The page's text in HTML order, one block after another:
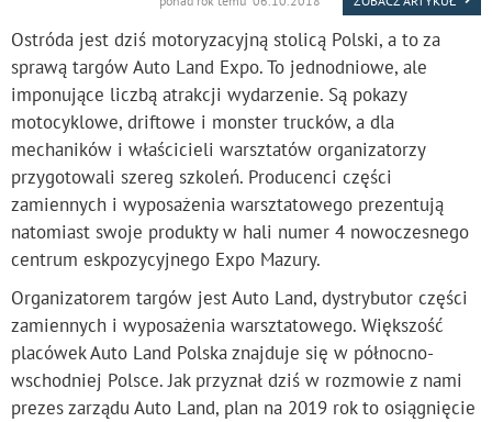
Ostróda jest dziś motoryzacyjną stolicą Polski, a to za
sprawą targów Auto Land Expo. To jednodniowe, ale
imponujące liczbą atrakcji wydarzenie. Są pokazy
motocyklowe, driftowe i monster trucków, a dla
mechaników i właścicieli warsztatów organizatorzy
przygotowali szereg szkoleń. Producenci części
zamiennych i wyposażenia warsztatowego prezentują
natomiast swoje produkty w hali numer 4 nowoczesnego
centrum eskpozycyjnego Expo Mazury.
Organizatorem targów jest Auto Land, dystrybutor części
zamiennych i wyposażenia warsztatowego. Większość
placówek Auto Land Polska znajduje się w północno-
wschodniej Polsce. Jak przyznał dziś w rozmowie z nami
prezes zarządu Auto Land, plan na 2019 rok to osiągnięcie